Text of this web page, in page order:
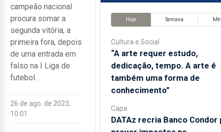
campeão nacional
procura somar a
segunda vitória, a
primeira fora, depois
de uma entrada em
falso na I Liga de
futebol.
26 de ago. de 2023,
10:01
Hoje Semana
Cultura e Social
“A arte requer estudo,
dedicação, tempo. A arte é
também uma forma de
conhecimento”
Capa
DATAz recria Banco Condor